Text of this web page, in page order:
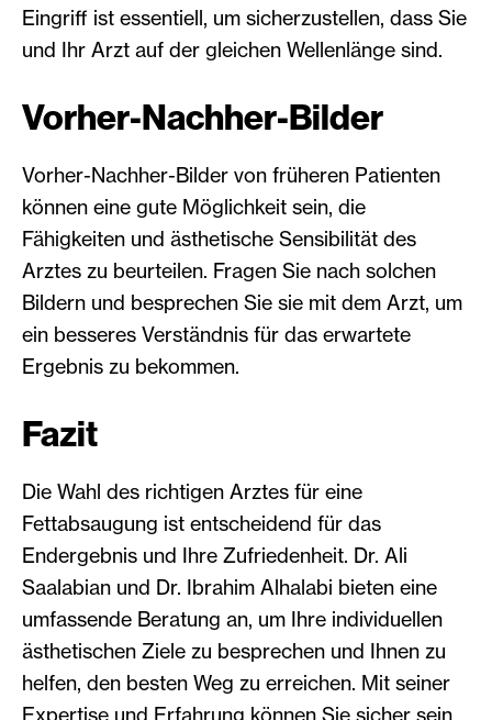
Eingriff ist essentiell, um sicherzustellen, dass Sie
und Ihr Arzt auf der gleichen Wellenlänge sind.
Vorher-Nachher-Bilder
Vorher-Nachher-Bilder von früheren Patienten
können eine gute Möglichkeit sein, die
Fähigkeiten und ästhetische Sensibilität des
Arztes zu beurteilen. Fragen Sie nach solchen
Bildern und besprechen Sie sie mit dem Arzt, um
ein besseres Verständnis für das erwartete
Ergebnis zu bekommen.
Fazit
Die Wahl des richtigen Arztes für eine
Fettabsaugung ist entscheidend für das
Endergebnis und Ihre Zufriedenheit. Dr. Ali
Saalabian und Dr. Ibrahim Alhalabi bieten eine
umfassende Beratung an, um Ihre individuellen
ästhetischen Ziele zu besprechen und Ihnen zu
helfen, den besten Weg zu erreichen. Mit seiner
Expertise und Erfahrung können Sie sicher sein,